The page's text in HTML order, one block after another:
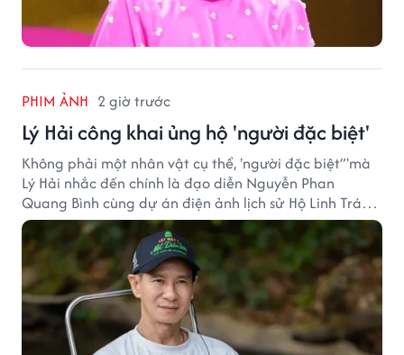
PHIM ẢNH 2 giờ trước
Lý Hải công khai ủng hộ 'người đặc biệt'
Không phải một nhân vật cụ thể, 'người đặc biệt”'mà
Lý Hải nhắc đến chính là đạo diễn Nguyễn Phan
Quang Bình cùng dự án điện ảnh lịch sử Hộ Linh Tráng
Sĩ: Bí Ẩn Mộ Vua Đinh.